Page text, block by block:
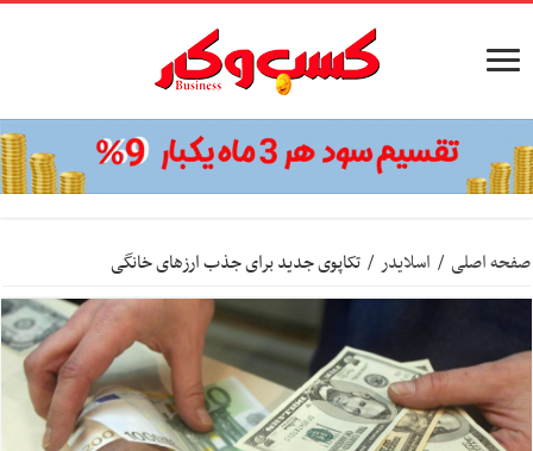
صفحه اصلی / اسلایدر / تکاپوی جدید برای جذب ارزهای خانگی